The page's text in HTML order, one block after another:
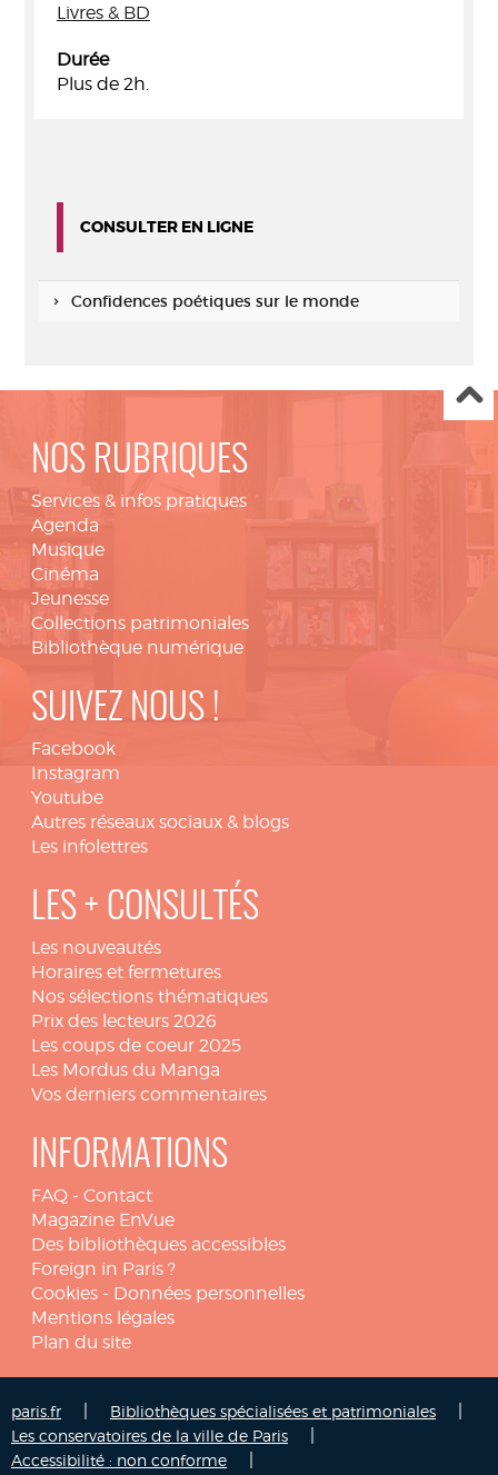
Livres & BD
Durée
Plus de 2h.
CONSULTER EN LIGNE
Confidences poétiques sur le monde
NOS RUBRIQUES
Services & infos pratiques
Agenda
Musique
Cinéma
Jeunesse
Collections patrimoniales
Bibliothèque numérique
SUIVEZ NOUS !
Facebook
Instagram
Youtube
Autres réseaux sociaux & blogs
Les infolettres
LES + CONSULTÉS
Les nouveautés
Horaires et fermetures
Nos sélections thématiques
Prix des lecteurs 2026
Les coups de coeur 2025
Les Mordus du Manga
Vos derniers commentaires
INFORMATIONS
FAQ - Contact
Magazine EnVue
Des bibliothèques accessibles
Foreign in Paris ?
Cookies - Données personnelles
Mentions légales
Plan du site
paris.fr Bibliothèques spécialisées et patrimoniales
Les conservatoires de la ville de Paris
Accessibilité : non conforme